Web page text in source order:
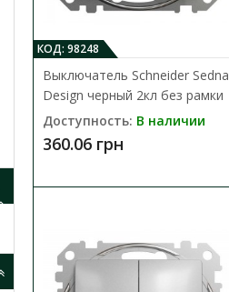
КОД: 98248
Выключатель Schneider Sedna
Design черный 2кл без рамки
Доступность: В наличии
360.06 грн